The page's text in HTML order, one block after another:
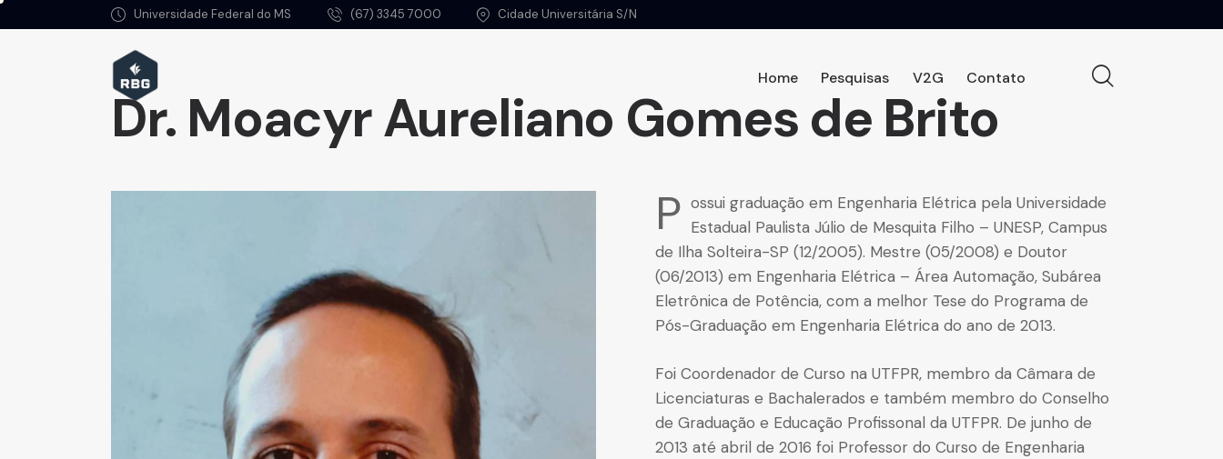
Universidade Federal do MS (67) 3345 7000 Cidade Universitária S/N
Home Pesquisas V2G Contato
Dr. Moacyr Aureliano Gomes de Brito
P ossui graduação em Engenharia Elétrica pela Universidade
Estadual Paulista Júlio de Mesquita Filho – UNESP, Campus
de Ilha Solteira-SP (12/2005). Mestre (05/2008) e Doutor
(06/2013) em Engenharia Elétrica – Área Automação, Subárea
Eletrônica de Potência, com a melhor Tese do Programa de
Pós-Graduação em Engenharia Elétrica do ano de 2013.
Foi Coordenador de Curso na UTFPR, membro da Câmara de
Licenciaturas e Bachalerados e também membro do Conselho
de Graduação e Educação Profissonal da UTFPR. De junho de
2013 até abril de 2016 foi Professor do Curso de Engenharia